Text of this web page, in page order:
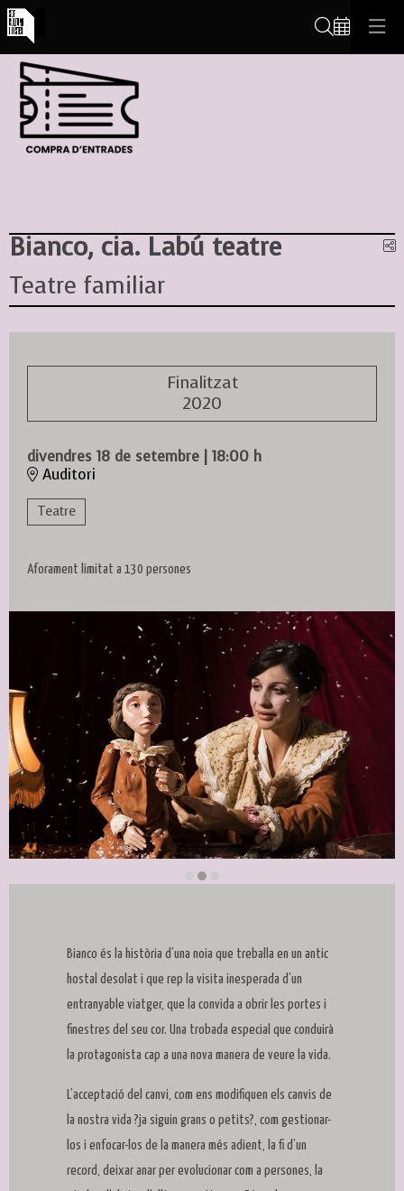
Bianco, cia. Labú teatre
Teatre familiar
Finalitzat
2020
divendres 18 de setembre | 18:00 h
Auditori
Teatre
Aforament limitat a 130 persones
Bianco és la història d’una noia que treballa en un antic
hostal desolat i que rep la visita inesperada d’un
entranyable viatger, que la convida a obrir les portes i
finestres del seu cor. Una trobada especial que conduirà
la protagonista cap a una nova manera de veure la vida.
L’acceptació del canvi, com ens modifiquen els canvis de
la nostra vida ?ja siguin grans o petits?, com gestionar-
los i enfocar-los de la manera més adient, la fi d’un
record, deixar anar per evolucionar com a persones, la